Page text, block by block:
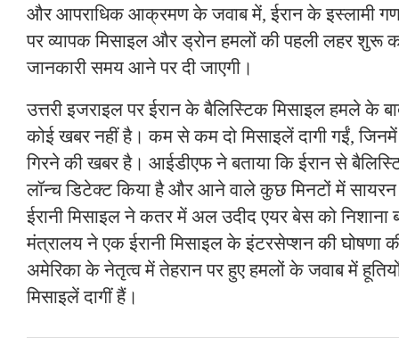
और आपराधिक आक्रमण के जवाब में, ईरान के इस्लामी
पर व्यापक मिसाइल और ड्रोन हमलों की पहली लहर शुरू
जानकारी समय आने पर दी जाएगी।
उत्तरी इजराइल पर ईरान के बैलिस्टिक मिसाइल हमले के
कोई खबर नहीं है। कम से कम दो मिसाइलें दागी गईं,
गिरने की खबर है। आईडीएफ ने बताया कि ईरान से
लॉन्च डिटेक्ट किया है और आने वाले कुछ मिनटों में
ईरानी मिसाइल ने कतर में अल उदीद एयर बेस को निशाना
मंत्रालय ने एक ईरानी मिसाइल के इंटरसेप्शन की घोषणा
अमेरिका के नेतृत्व में तेहरान पर हुए हमलों के जवाब में
मिसाइलें दागीं हैं।